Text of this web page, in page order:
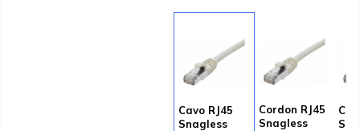
Cavo RJ45
Snagless
Cordon RJ45
Snagless